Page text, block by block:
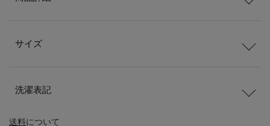
送料について
サイズ
洗濯表記